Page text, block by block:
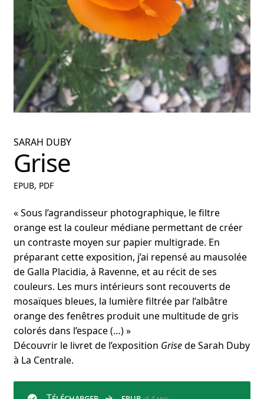
SARAH DUBY
Grise
EPUB, PDF
« Sous l’agrandisseur photographique, le filtre
orange est la couleur médiane permettant de créer
un contraste moyen sur papier multigrade. En
préparant cette exposition, j’ai repensé au mausolée
de Galla Placidia, à Ravenne, et au récit de ses
couleurs. Les murs intérieurs sont recouverts de
mosaïques bleues, la lumière filtrée par l’albâtre
orange des fenêtres produit une multitude de gris
colorés dans l’espace (…) »
Découvrir le livret de l’exposition Grisede Sarah Duby
à La Centrale.